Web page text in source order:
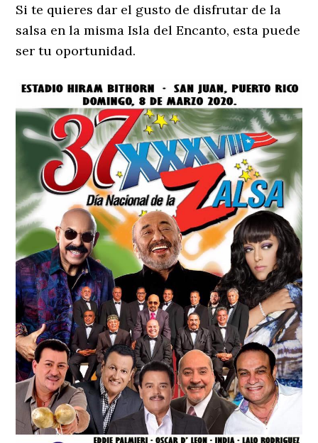
Si te quieres dar el gusto de disfrutar de la
salsa en la misma Isla del Encanto, esta puede
ser tu oportunidad.